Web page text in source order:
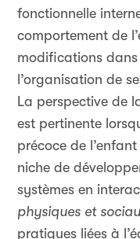
fonctionnelle
comportement de
modifications
l’organisation de
La perspective de
est pertinente
précoce de
niche de
systèmes en
physiques et
pratiques liées à